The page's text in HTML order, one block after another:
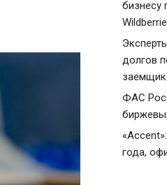
бизнесу
долгов
ФАС
года,